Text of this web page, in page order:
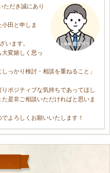
ただき誠にあり
田と申しま
います。
変嬉しく思っ
っかり検討・相談を重ねること」
ポジティブな気持ちであってほし
是非ご相談いただければと思いま
よろしくお願いいたします！